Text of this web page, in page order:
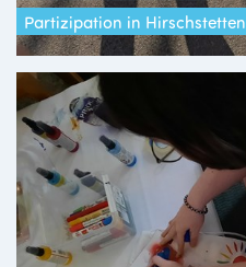
Partizipation in Hirschstetten